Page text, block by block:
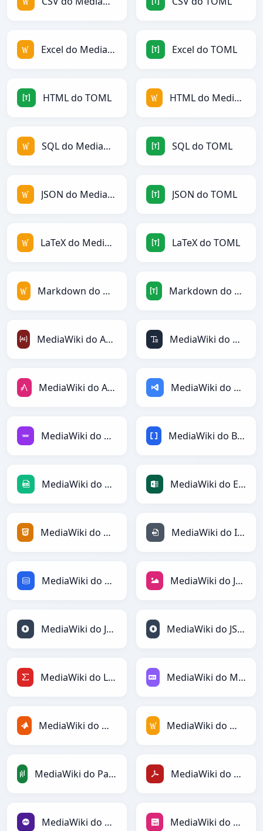
Excel do MediaWiki Excel do TOML
HTML do TOML HTML do MediaWiki
SQL do MediaWiki SQL do TOML
JSON do MediaWiki JSON do TOML
LaTeX do MediaWiki LaTeX do TOML
Markdown do MediaWiki Markdown do TOML
MediaWiki do ActionScript MediaWiki do ASCII
MediaWiki do AsciiDoc MediaWiki do ASP
MediaWiki do Avro MediaWiki do BBCode
MediaWiki do CSV MediaWiki do Excel
MediaWiki do HTML MediaWiki do INI
MediaWiki do SQL MediaWiki do JPEG
MediaWiki do JSON MediaWiki do JSONLines
MediaWiki do LaTeX MediaWiki do Markdown
MediaWiki do MATLAB MediaWiki do MediaWiki
MediaWiki do PandasDataFrame MediaWiki do PDF
MediaWiki do PHP MediaWiki do PNG